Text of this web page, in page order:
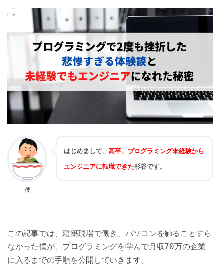
僕
はじめまして、 高卒、プログラミング未経験から
エンジニアに転職できた杉谷です。
この記事では、建築現場で働き、パソコンを触ることすら
なかった僕が、プログラミングを学んで月収70万の企業
に入るまでの手順を公開していきます。